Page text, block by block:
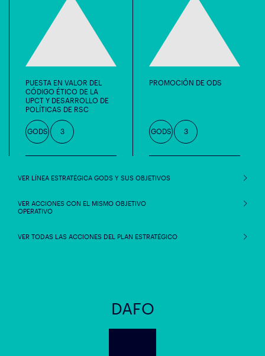
PUESTA EN VALOR DEL
CÓDIGO ÉTICO DE LA
UPCT Y DESARROLLO DE
POLÍTICAS DE RSC
GODS 3
PROMOCIÓN DE ODS
GODS 3
VER LÍNEA ESTRATÉGICA GODS Y SUS OBJETIVOS
VER ACCIONES CON EL MISMO OBJETIVO
OPERATIVO
VER TODAS LAS ACCIONES DEL PLAN ESTRATÉGICO
DAFO